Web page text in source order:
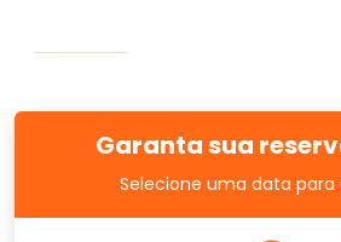
Garanta sua
Selecione uma data